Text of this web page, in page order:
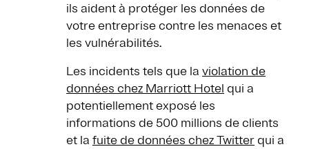
ils aident à protéger les données de
votre entreprise contre les menaces et
les vulnérabilités.
Les incidents tels que la violation de
données chez Marriott Hotel qui a
potentiellement exposé les
informations de 500 millions de clients
et la fuite de données chez Twitter qui a